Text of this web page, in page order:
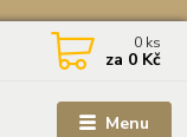
Menu
0 ks
za 0 Kč